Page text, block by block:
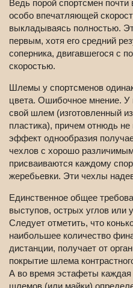
Ведь порой спортсмен
особо впечатляющей
выкладываясь полностью.
первым, хотя его средний
соперника, двигавшегося с
скоростью.
Шлемы у спортсменов
цвета. Ошибочное мнение. У
свой шлем (изготовленный
пластика), причем отнюдь не
эффект однообразия
чехлов с хорошо
присваиваются каждому
жеребьевки. Эти чехлы
Единственное общее
выступов, острых углов или
Следует отметить, что
наибольшее количество
дистанции, получает от
покрытие шлема
А во время эстафеты